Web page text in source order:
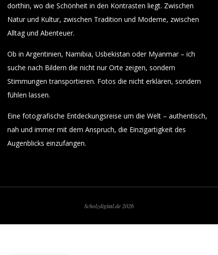
dorthin, wo die Schönheit in den Kontrasten liegt. Zwischen
Natur und Kultur, zwischen Tradition und Moderne, zwischen
Alltag und Abenteuer.
Ob in Argentinien, Namibia, Usbekistan oder Myanmar – ich
suche nach Bildern die nicht nur Orte zeigen, sondern
Stimmungen transportieren. Fotos die nicht erklären, sondern
fühlen lassen.
Eine fotografische Entdeckungsreise um die Welt – authentisch,
nah und immer mit dem Anspruch, die Einzigartigkeit des
Augenblicks einzufangen.
Scholzdigital.de 2026